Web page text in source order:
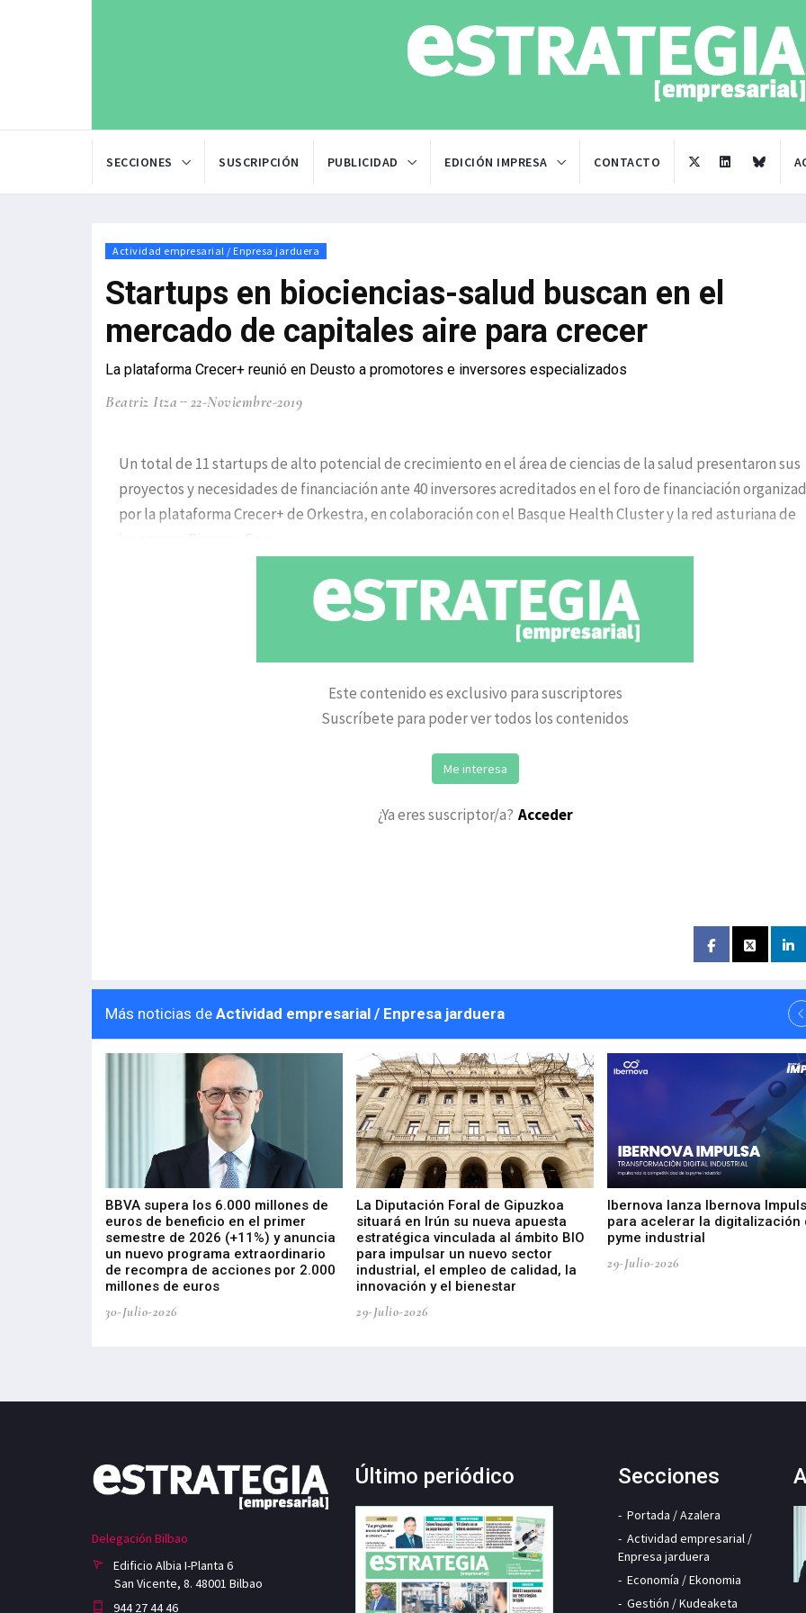
SECCIONES SUSCRIPCIÓN PUBLICIDAD EDICIÓN IMPRESA CONTACTO
Actividad empresarial / Enpresa jarduera
Startups en biociencias-salud buscan en el
mercado de capitales aire para crecer
La plataforma Crecer+ reunió en Deusto a promotores e inversores especializados
Beatriz Itza 22-Noviembre-2019
Un total de 11 startups de alto potencial de crecimiento en el área de ciencias de la salud presentaron sus
proyectos y necesidades de financiación ante 40 inversores acreditados en el foro de financiación
por la plataforma Crecer+ de Orkestra, en colaboración con el Basque Health Cluster y la red asturiana de
Este contenido es exclusivo para suscriptores
Suscríbete para poder ver todos los contenidos
Me interesa
¿Ya eres suscriptor/a? Acceder
Más noticias de Actividad empresarial / Enpresa jarduera
BBVA supera los 6.000 millones de
euros de beneficio en el primer
semestre de 2026 (+11%) y anuncia
un nuevo programa extraordinario
de recompra de acciones por 2.000
millones de euros
30-Julio-2026
La Diputación Foral de Gipuzkoa
situará en Irún su nueva apuesta
estratégica vinculada al ámbito BIO
para impulsar un nuevo sector
industrial, el empleo de calidad, la
innovación y el bienestar
29-Julio-2026
Ibernova lanza Ibernova
para acelerar la digitalización
pyme industrial
29-Julio-2026
Delegación Bilbao
Edificio Albia I-Planta 6
San Vicente, 8. 48001 Bilbao
944 27 44 46
Último periódico Secciones
Portada / Azalera
Actividad empresarial /
Enpresa jarduera
Economía / Ekonomia
Gestión / Kudeaketa